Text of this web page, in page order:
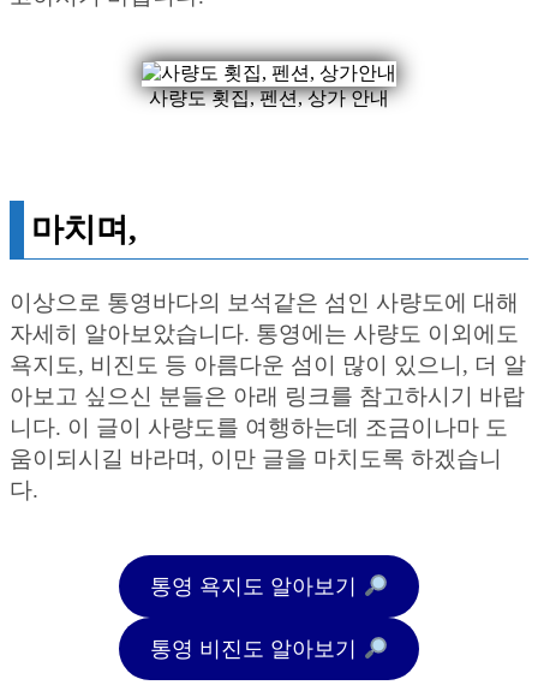
사량도 횟집, 펜션, 상가 안내
마치며,
이상으로 통영바다의 보석같은 섬인 사량도에 대해
자세히 알아보았습니다. 통영에는 사량도 이외에도
욕지도, 비진도 등 아름다운 섬이 많이 있으니, 더 알
아보고 싶으신 분들은 아래 링크를 참고하시기 바랍
니다. 이 글이 사량도를 여행하는데 조금이나마 도
움이되시길 바라며, 이만 글을 마치도록 하겠습니
다.
통영 욕지도 알아보기
통영 비진도 알아보기